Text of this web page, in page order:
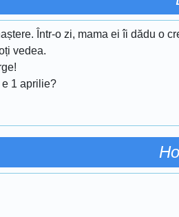
Într-o zi, mama ei îi dădu o
vedea.
1 aprilie?